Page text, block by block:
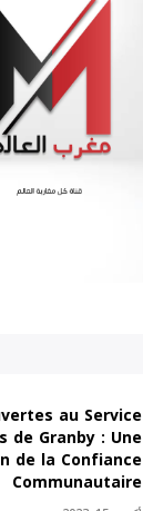
au Service
de Granby : Une
de la Confiance
Communautaire